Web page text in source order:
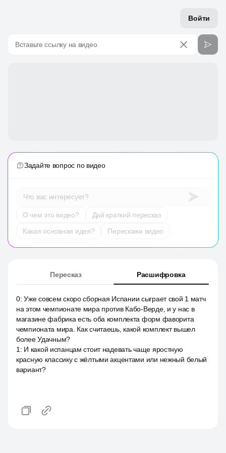
Войти
Вставьте ссылку на видео
Задайте вопрос по видео
Что вас интересует?
О чем это видео?
Дай краткий пересказ
Какая основная идея?
Перескажи видео
Пересказ Расшифровка
0:Уже совсем скоро сборная Испании сыграет свой 1 матч
на этом чемпионате мира против Кабо-Верде, и у нас в
магазине фабрика есть оба комплекта форм фаворита
чемпионата мира. Как считаешь, какой комплект вышел
более Удачным?
1 : И какой испанцам стоит надевать чаще яростную
красную классику с жёлтыми акцентами или нежный белый
вариант?